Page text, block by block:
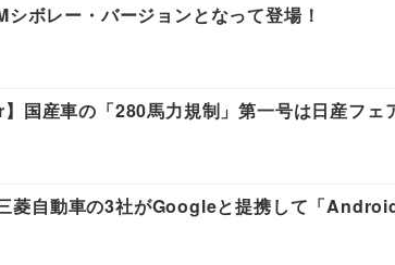
シボレー・バージョンとなって登場！
】国産車の「280馬力規制」第一号は日産フェ
菱自動車の3社がGoogleと提携して「